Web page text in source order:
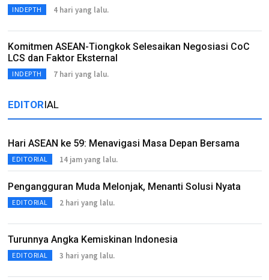
INDEPTH 4 hari yang lalu.
Komitmen ASEAN-Tiongkok Selesaikan Negosiasi CoC
LCS dan Faktor Eksternal
INDEPTH 7 hari yang lalu.
EDITORIAL
Hari ASEAN ke 59: Menavigasi Masa Depan Bersama
EDITORIAL 14 jam yang lalu.
Pengangguran Muda Melonjak, Menanti Solusi Nyata
EDITORIAL 2 hari yang lalu.
Turunnya Angka Kemiskinan Indonesia
EDITORIAL 3 hari yang lalu.